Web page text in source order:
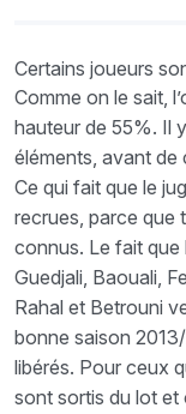
Certains joueurs
Comme on le sait,
hauteur de 55%. Il
éléments, avant de
Ce qui fait que le
recrues, parce que
connus. Le fait que
Guedjali, Baouali,
Rahal et Betrouni
bonne saison
libérés. Pour ceux
sont sortis du lot et